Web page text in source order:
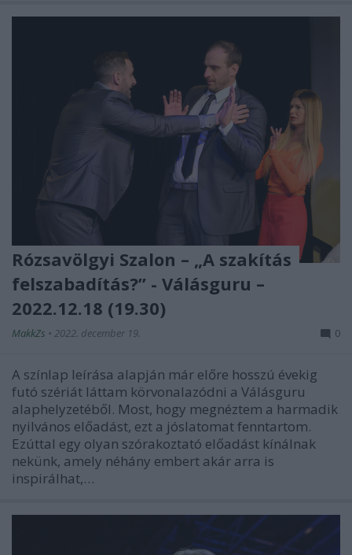
Rózsavölgyi Szalon – „A szakítás
felszabadítás?” - Válásguru –
2022.12.18 (19.30)
MakkZs • 2022. december 19. 0
A színlap leírása alapján már előre hosszú évekig
futó szériát láttam körvonalazódni a Válásguru
alaphelyzetéből. Most, hogy megnéztem a harmadik
nyilvános előadást, ezt a jóslatomat fenntartom.
Ezúttal egy olyan szórakoztató előadást kínálnak
nekünk, amely néhány embert akár arra is
inspirálhat,…